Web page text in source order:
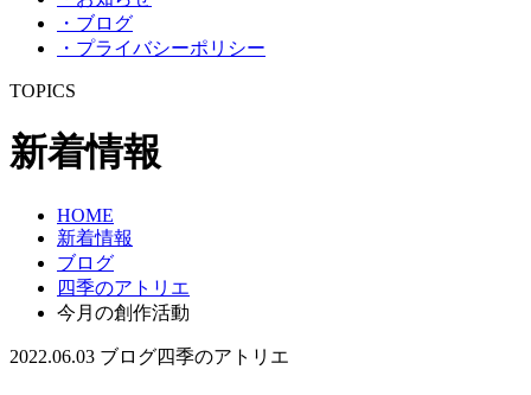
・ブログ
・プライバシーポリシー
TOPICS
新着情報
HOME
新着情報
ブログ
四季のアトリエ
今月の創作活動
2022.06.03 ブログ四季のアトリエ